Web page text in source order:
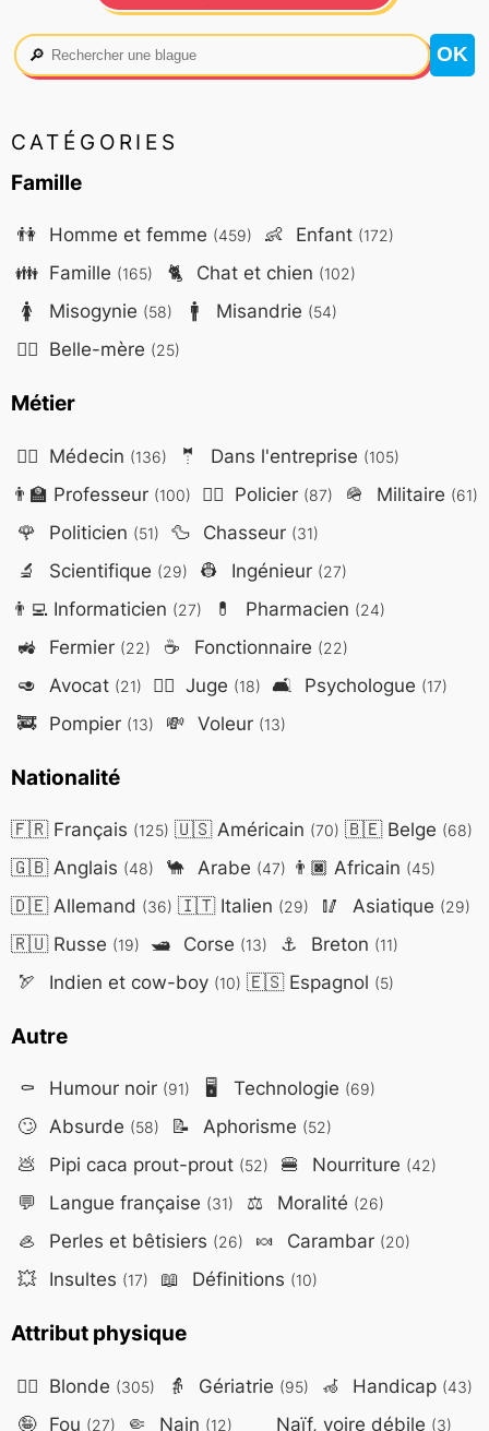
🔎
CATÉGORIES
Famille
👫 Homme et femme (459) 👶 Enfant (172)
👪 Famille (165) 🐈 Chat et chien (102)
🚺 Misogynie (58) 🚹 Misandrie (54)
🤷‍♀️ Belle-mère (25)
Métier
👨‍⚕️ Médecin (136) 🤵 Dans l'entreprise (105)
👨‍🏫 Professeur (100) 👮‍♂️ Policier (87) 🪖 Militaire (61)
🌹 Politicien (51) 🦆 Chasseur (31)
🔬 Scientifique (29) 👷 Ingénieur (27)
👨‍💻Informaticien (27) 💊 Pharmacien (24)
🚜 Fermier (22) ☕ Fonctionnaire (22)
🥑 Avocat (21) 👨‍⚖️ Juge (18) 🛋️ Psychologue (17)
🚒 Pompier (13) 💸 Voleur (13)
Nationalité
🇫🇷Français (125) 🇺🇸Américain (70) 🇧🇪Belge (68)
🇬🇧Anglais (48) 🐪 Arabe (47) 👨🏿 Africain (45)
🇩🇪Allemand (36) 🇮🇹Italien (29) 🥢 Asiatique (29)
🇷🇺Russe (19) 🛥️ Corse (13) ⚓ Breton (11)
🏹 Indien et cow-boy (10) 🇪🇸Espagnol (5)
Autre
⚰️ Humour noir (91) 🖥️ Technologie (69)
🙄 Absurde (58) 📝 Aphorisme (52)
💩 Pipi caca prout-prout (52) 🍔 Nourriture (42)
💬 Langue française (31) ⚖️ Moralité (26)
🦪 Perles et bêtisiers (26) 🍬 Carambar (20)
💥 Insultes (17) 📖 Définitions (10)
Attribut physique
👱‍♀️ Blonde (305) 👵 Gériatrie (95) 🦽 Handicap (43)
🤪 Fou (27) 🤏 Nain (12) Naïf, voire débile (3)